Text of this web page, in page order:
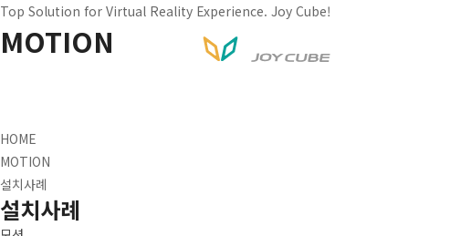
Top Solution for Virtual Reality Experience. Joy Cube!
MOTION
HOME
MOTION
설치사례
설치사례